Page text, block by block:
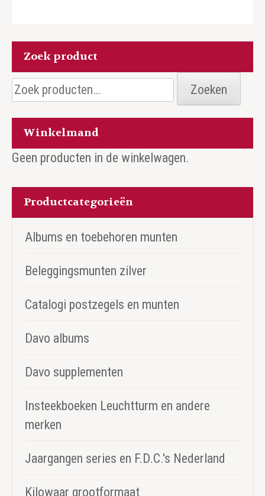
Zoek product
Zoeken
naar:
Zoeken
Winkelmand
Geen producten in de winkelwagen.
Productcategorieën
Albums en toebehoren munten
Beleggingsmunten zilver
Catalogi postzegels en munten
Davo albums
Davo supplementen
Insteekboeken Leuchtturm en andere
merken
Jaargangen series en F.D.C.'s Nederland
Kilowaar grootformaat